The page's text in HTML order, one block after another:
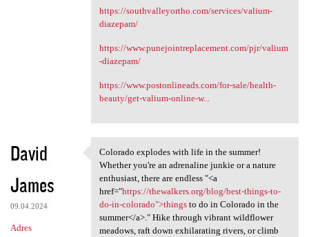
https://southvalleyortho.com/services/valium-
diazepam/
https://www.punejointreplacement.com/pjr/valium
-diazepam/
https://www.postonlineads.com/for-sale/health-
beauty/get-valium-online-w...
David
James
09.04.2024
Adres
Colorado explodes with life
Colorado explodes with life in the summer!
Whether you're an adrenaline junkie or a nature
enthusiast, there are endless "<a
href="https://thewalkers.org/blog/best-things-to-
do-in-colorado">thingsto do in Colorado in the
summer</a>." Hike through vibrant wildflower
meadows, raft down exhilarating rivers, or climb